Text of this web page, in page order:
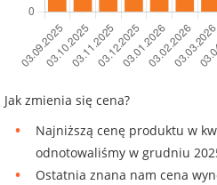
Jak zmienia się cena?
Najniższą cenę produktu w
odnotowaliśmy w grudniu
Ostatnia znana nam cena